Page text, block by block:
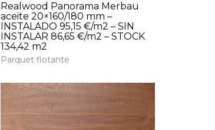
Realwood Panorama Merbau
aceite 20×160/180 mm –
INSTALADO 95,15 €/m2 – SIN
INSTALAR 86,65 €/m2 – STOCK
134,42 m2
Parquet flotante